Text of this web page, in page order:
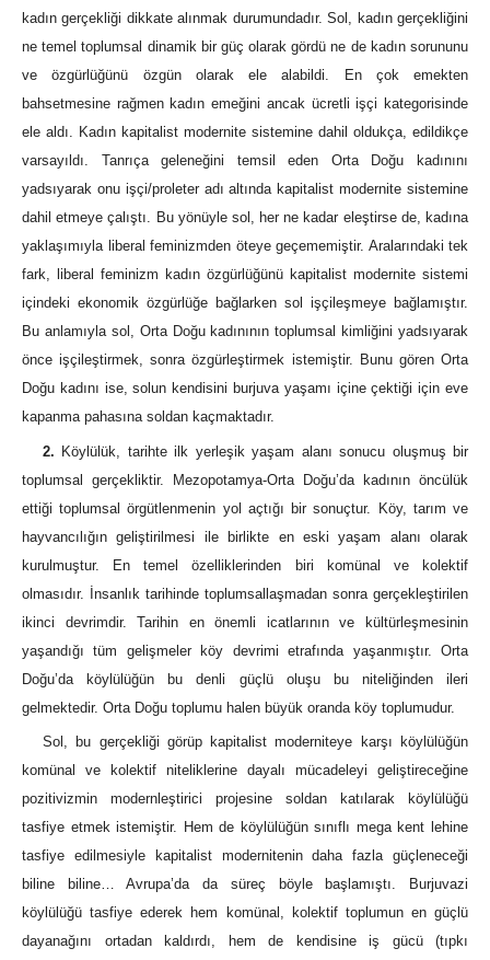
kadın gerçekliği dikkate alınmak durumundadır. Sol, kadın gerçekliğini
ne temel toplumsal dinamik bir güç olarak gördü ne de kadın sorununu
ve özgürlüğünü özgün olarak ele alabildi. En çok emekten
bahsetmesine rağmen kadın emeğini ancak ücretli işçi kategorisinde
ele aldı. Kadın kapitalist modernite sistemine dahil oldukça, edildikçe
varsayıldı. Tanrıça geleneğini temsil eden Orta Doğu kadınını
yadsıyarak onu işçi/proleter adı altında kapitalist modernite sistemine
dahil etmeye çalıştı. Bu yönüyle sol, her ne kadar eleştirse de, kadına
yaklaşımıyla liberal feminizmden öteye geçememiştir. Aralarındaki tek
fark, liberal feminizm kadın özgürlüğünü kapitalist modernite sistemi
içindeki ekonomik özgürlüğe bağlarken sol işçileşmeye bağlamıştır.
Bu anlamıyla sol, Orta Doğu kadınının toplumsal kimliğini yadsıyarak
önce işçileştirmek, sonra özgürleştirmek istemiştir. Bunu gören Orta
Doğu kadını ise, solun kendisini burjuva yaşamı içine çektiği için eve
kapanma pahasına soldan kaçmaktadır.
2. Köylülük, tarihte ilk yerleşik yaşam alanı sonucu oluşmuş bir
toplumsal gerçekliktir. Mezopotamya-Orta Doğu’da kadının öncülük
ettiği toplumsal örgütlenmenin yol açtığı bir sonuçtur. Köy, tarım ve
hayvancılığın geliştirilmesi ile birlikte en eski yaşam alanı olarak
kurulmuştur. En temel özelliklerinden biri komünal ve kolektif
olmasıdır. İnsanlık tarihinde toplumsallaşmadan sonra gerçekleştirilen
ikinci devrimdir. Tarihin en önemli icatlarının ve kültürleşmesinin
yaşandığı tüm gelişmeler köy devrimi etrafında yaşanmıştır. Orta
Doğu’da köylülüğün bu denli güçlü oluşu bu niteliğinden ileri
gelmektedir. Orta Doğu toplumu halen büyük oranda köy toplumudur.
Sol, bu gerçekliği görüp kapitalist moderniteye karşı köylülüğün
komünal ve kolektif niteliklerine dayalı mücadeleyi geliştireceğine
pozitivizmin modernleştirici projesine soldan katılarak köylülüğü
tasfiye etmek istemiştir. Hem de köylülüğün sınıflı mega kent lehine
tasfiye edilmesiyle kapitalist modernitenin daha fazla güçleneceği
biline biline… Avrupa’da da süreç böyle başlamıştı. Burjuvazi
köylülüğü tasfiye ederek hem komünal, kolektif toplumun en güçlü
dayanağını ortadan kaldırdı, hem de kendisine iş gücü (tıpkı